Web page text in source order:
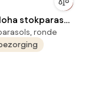
stokparasol
ronde